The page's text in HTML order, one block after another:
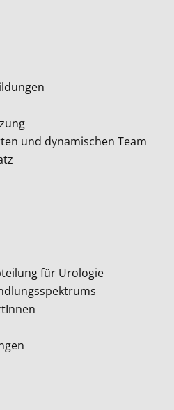
und dynamischen Team
für Urologie